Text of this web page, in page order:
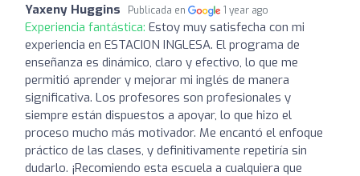
Yaxeny Huggins Publicada en 1 year ago
Experiencia fantástica: Estoy muy satisfecha con mi
experiencia en ESTACION INGLESA. El programa de
enseñanza es dinámico, claro y efectivo, lo que me
permitió aprender y mejorar mi inglés de manera
significativa. Los profesores son profesionales y
siempre están dispuestos a apoyar, lo que hizo el
proceso mucho más motivador. Me encantó el enfoque
práctico de las clases, y definitivamente repetiría sin
dudarlo. ¡Recomiendo esta escuela a cualquiera que